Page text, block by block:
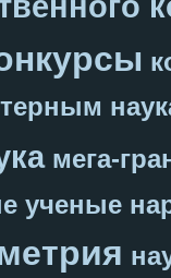
мега-
ученые